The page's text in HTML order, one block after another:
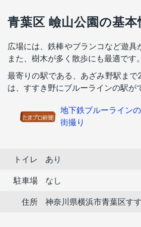
青葉区 嶮山公園の基本
広場には、鉄棒やブランコなど遊具
また、樹木が多く散歩にも最適です。
最寄りの駅である、あざみ野駅ま
は、すすき野にブルーラインの駅が
地下鉄ブルーライン
街撮り
トイレ あり
駐車場 なし
住所 神奈川県横浜市青葉区す